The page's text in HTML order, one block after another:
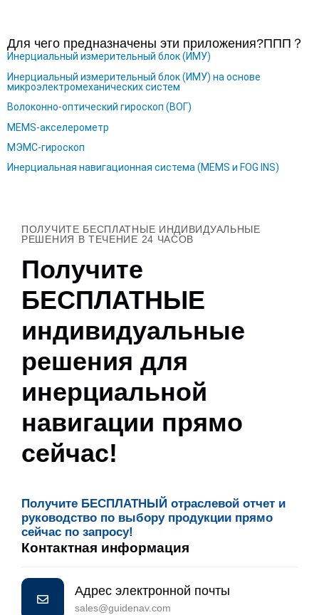
Для чего предназначены эти приложения?ППП ？
Инерциальный измерительный блок (ИМУ)
Инерциальный измерительный блок (ИМУ) на основе
микроэлектромеханических систем
Волоконно-оптический гироскоп (ВОГ)
MEMS-акселерометр
МЭМС-гироскоп
Инерциальная навигационная система (MEMS и FOG INS)
ПОЛУЧИТЕ БЕСПЛАТНЫЕ ИНДИВИДУАЛЬНЫЕ
РЕШЕНИЯ В ТЕЧЕНИЕ 24 ЧАСОВ
Получите
БЕСПЛАТНЫЕ
индивидуальные
решения для
инерциальной
навигации прямо
сейчас!
Получите БЕСПЛАТНЫЙ отраслевой отчет и
руководство по выбору продукции прямо
сейчас по запросу!
Контактная информация
Адрес электронной почты
sales@guidenav.com